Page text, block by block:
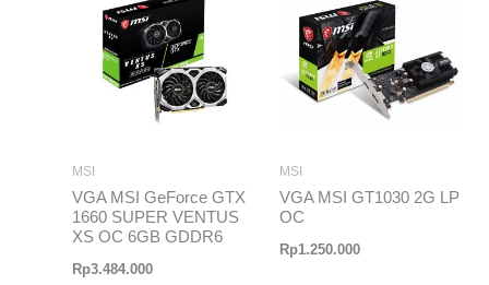
MSI
VGA MSI GeForce GTX
1660 SUPER VENTUS
XS OC 6GB GDDR6
Rp3.484.000
MSI
VGA MSI GT1030 2G LP
OC
Rp1.250.000